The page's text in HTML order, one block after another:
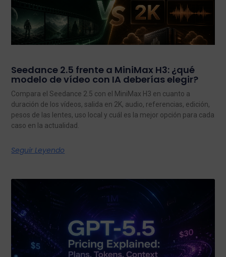
Seedance 2.5 frente a MiniMax H3: ¿qué
modelo de vídeo con IA deberías elegir?
Compara el Seedance 2.5 con el MiniMax H3 en cuanto a
duración de los vídeos, salida en 2K, audio, referencias, edición,
pesos de las lentes, uso local y cuál es la mejor opción para cada
caso en la actualidad.
Seguir Leyendo